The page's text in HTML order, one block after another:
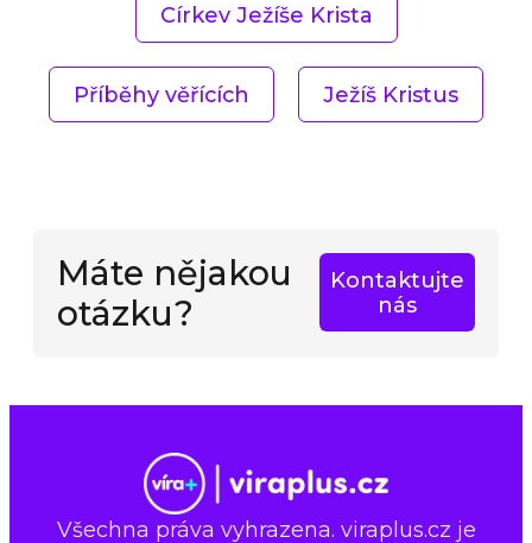
Církev Ježíše Krista
Příběhy věřících Ježíš Kristus
Máte nějakou
otázku?
Kontaktujte
nás
Všechna práva vyhrazena. viraplus.cz je